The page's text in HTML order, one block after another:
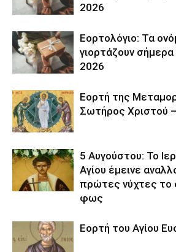
2026
Εορτολόγιο: Τα
γιορτάζουν
2026
Εορτή της
Σωτήρος Χριστού
5 Αυγούστου: Το
Αγίου έμεινε
πρώτες νύχτες το
φως
Εορτή του Αγίου